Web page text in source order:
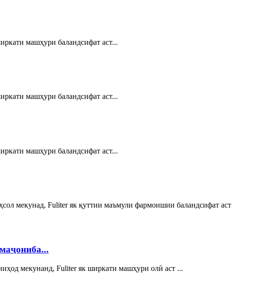
машҳури баландсифат аст...
машҳури баландсифат аст...
машҳури баландсифат аст...
мекунад, Fuliter як қуттии маъмули фармоишии баландсифат аст
мекунанд, Fuliter як ширкати машҳури олӣ аст ...